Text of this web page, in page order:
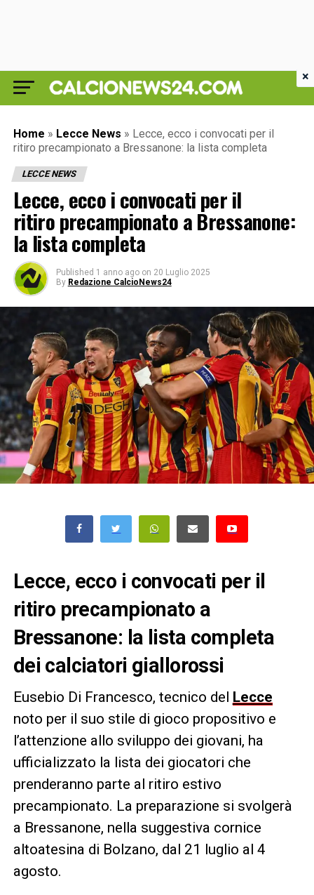
Home » Lecce News » Lecce, ecco i convocati per il
ritiro precampionato a Bressanone: la lista completa
LECCE NEWS
Lecce, ecco i convocati per il
ritiro precampionato a Bressanone:
la lista completa
Published 1 anno ago on 20 Luglio 2025
By Redazione CalcioNews24
Lecce, ecco i convocati per il
ritiro precampionato a
Bressanone: la lista completa
dei calciatori giallorossi
Eusebio Di Francesco, tecnico del Lecce
noto per il suo stile di gioco propositivo e
l’attenzione allo sviluppo dei giovani, ha
ufficializzato la lista dei giocatori che
prenderanno parte al ritiro estivo
precampionato. La preparazione si svolgerà
a Bressanone, nella suggestiva cornice
altoatesina di Bolzano, dal 21 luglio al 4
agosto.
×